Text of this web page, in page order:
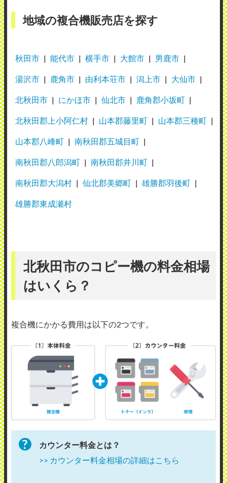
地域の複合機販売店を探す
秋田市 能代市 横手市 大館市 男鹿市
湯沢市 鹿角市 由利本荘市 潟上市 大仙市
北秋田市 にかほ市 仙北市 鹿角郡小坂町
北秋田郡上小阿仁村 山本郡藤里町 山本郡三種町
山本郡八峰町 南秋田郡五城目町
南秋田郡八郎潟町 南秋田郡井川町
南秋田郡大潟村 仙北郡美郷町 雄勝郡羽後町
雄勝郡東成瀬村
北秋田市のコピー機の料金相場
はいくら？
複合機にかかる費用は以下の2つです。
カウンター料金とは？
>> カウンター料金相場の詳細はこちら